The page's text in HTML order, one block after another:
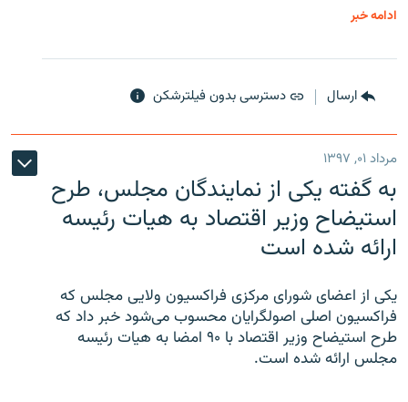
ادامه خبر
ارسال دسترسی بدون فیلترشکن
مرداد ۰۱, ۱۳۹۷
به گفته یکی از نمایندگان مجلس، طرح
استیضاح وزیر اقتصاد به هیات رئیسه
ارائه شده است
یکی از اعضای شورای مرکزی فراکسیون ولایی مجلس که
فراکسیون اصلی اصولگرایان محسوب می‌شود خبر داد که
طرح استیضاح وزیر اقتصاد با ۹۰ امضا به هیات رئیسه
مجلس ارائه شده است.